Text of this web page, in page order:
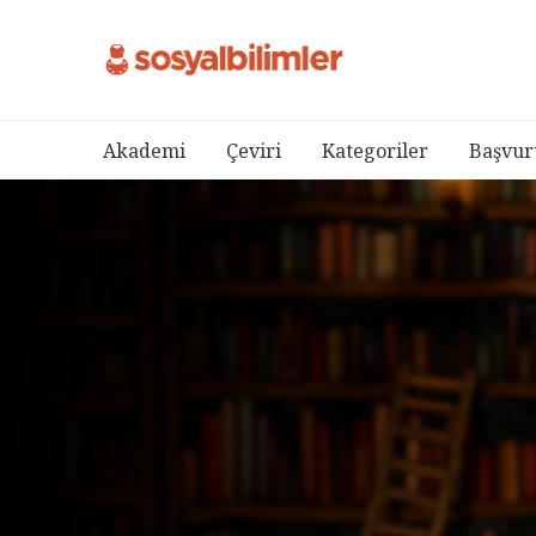
Akademi Çeviri Kategoriler